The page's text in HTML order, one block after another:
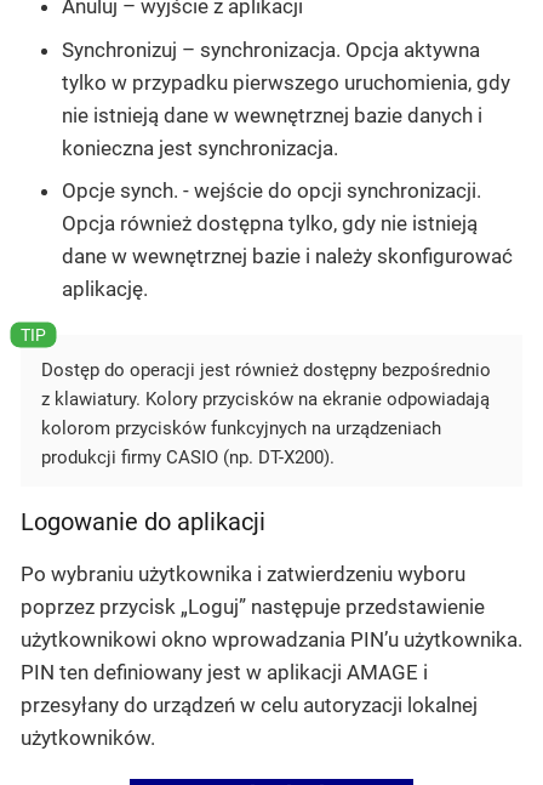
Anuluj – wyjście z aplikacji
Synchronizuj – synchronizacja. Opcja aktywna
tylko w przypadku pierwszego uruchomienia, gdy
nie istnieją dane w wewnętrznej bazie danych i
konieczna jest synchronizacja.
Opcje synch. - wejście do opcji synchronizacji.
Opcja również dostępna tylko, gdy nie istnieją
dane w wewnętrznej bazie i należy skonfigurować
aplikację.
Dostęp do operacji jest również dostępny bezpośrednio
z klawiatury. Kolory przycisków na ekranie odpowiadają
kolorom przycisków funkcyjnych na urządzeniach
produkcji firmy CASIO (np. DT-X200).
Logowanie do aplikacji
Po wybraniu użytkownika i zatwierdzeniu wyboru
poprzez przycisk „Loguj” następuje przedstawienie
użytkownikowi okno wprowadzania PIN’u użytkownika.
PIN ten definiowany jest w aplikacji AMAGE i
przesyłany do urządzeń w celu autoryzacji lokalnej
użytkowników.